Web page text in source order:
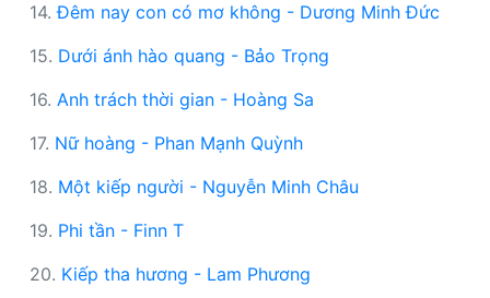
14.Đêm nay con có mơ không - Dương Minh Đức
15. Dưới ánh hào quang - Bảo Trọng
16. Anh trách thời gian - Hoàng Sa
17. Nữ hoàng - Phan Mạnh Quỳnh
18. Một kiếp người - Nguyễn Minh Châu
19. Phi tần - Finn T
20. Kiếp tha hương - Lam Phương